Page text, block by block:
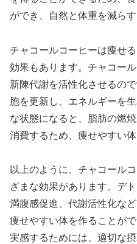
ができ、自然と体重を減らす
チャコールコーヒーは痩せ
効果もあります。チャコー
新陳代謝を活性化させるの
胞を更新し、エネルギーを
な状態になると、脂肪の燃
消費するため、痩せやすい
以上のように、チャコール
ざまな効果があります。デ
満腹感促進、代謝活性化な
痩せやすい体を作ることが
実感するためには、適切な